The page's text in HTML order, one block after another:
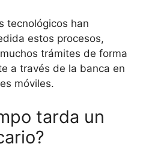
tecnológicos han
estos procesos,
trámites de forma
a través de la banca en
móviles.
tarda un